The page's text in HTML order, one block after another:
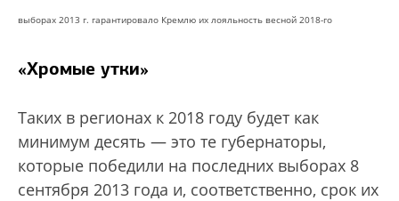
выборах 2013 г. гарантировало Кремлю их лояльность весной 2018-го
«Хромые утки»
Таких в регионах к 2018 году будет как
минимум десять — это те губернаторы,
которые победили на последних выборах 8
сентября 2013 года и, соответственно, срок их